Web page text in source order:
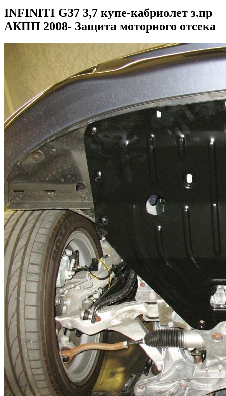
INFINITI G37 3,7 купе-кабриолет з.пр
АКПП 2008- Защита моторного отсека